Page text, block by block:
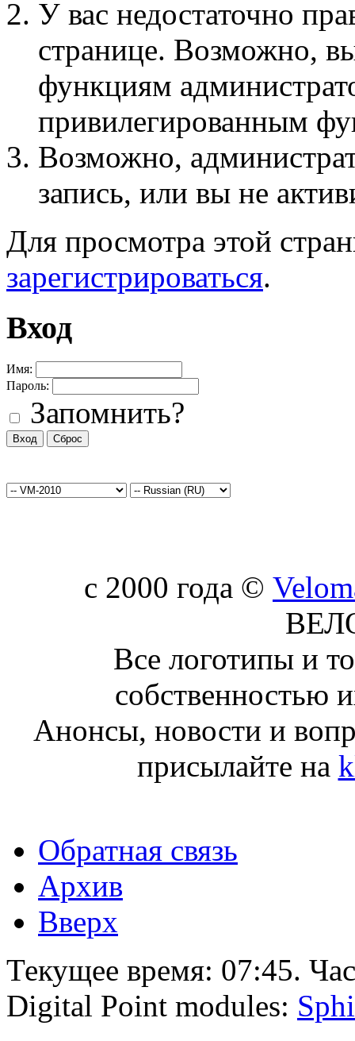
У вас недостаточно
странице. Возможно,
функциям
привилегированным
Возможно,
запись, или вы не
Для просмотра этой
зарегистрироваться.
Вход
Имя:
Пароль:
Запомнить?
c 2000 года ©
Все логотипы и
собственностью
Анонсы, новости и
присылайте на
Обратная связь
Архив
Вверх
Текущее время: 07:45.
Digital Point modules: